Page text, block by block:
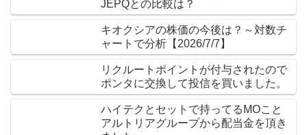
JEPQとの比較は？
キオクシアの株価の今後は？～対数チ
ャートで分析【2026/7/7】
リクルートポイントが付与されたので
ポンタに交換して投信を買いました。
ハイテクとセットで持ってるMOこと
アルトリアグループから配当金を頂き